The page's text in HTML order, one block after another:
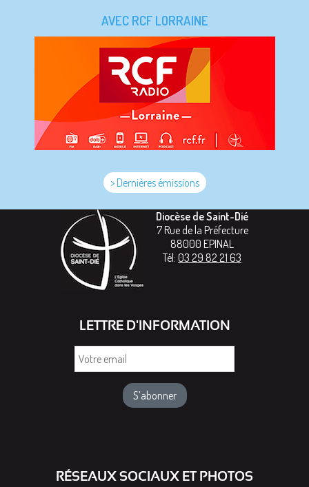
AVEC RCF LORRAINE
> Dernières émissions
Diocèse de Saint-Dié
7 Rue de la Préfecture
88000 EPINAL
Tél: 03 29 82 21 63
LETTRE D'INFORMATION
RÉSEAUX SOCIAUX ET PHOTOS